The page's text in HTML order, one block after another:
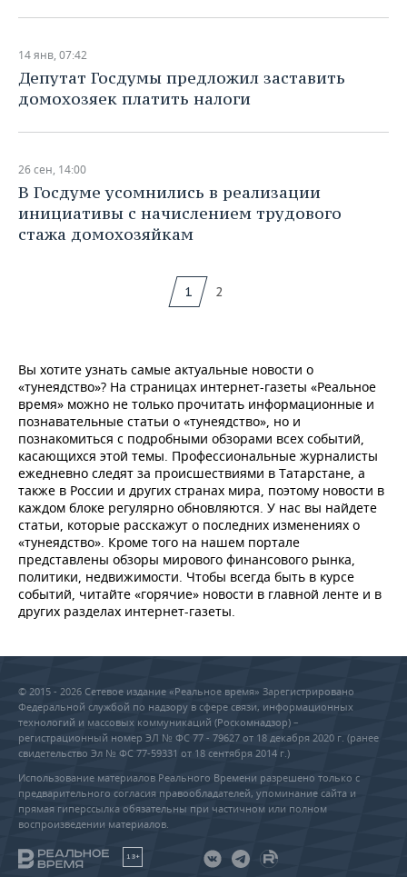
14 янв, 07:42
Депутат Госдумы предложил заставить
домохозяек платить налоги
26 сен, 14:00
В Госдуме усомнились в реализации
инициативы с начислением трудового
стажа домохозяйкам
1 2
Вы хотите узнать самые актуальные новости о
«тунеядство»? На страницах интернет-газеты «Реальное
время» можно не только прочитать информационные и
познавательные статьи о «тунеядство», но и
познакомиться с подробными обзорами всех событий,
касающихся этой темы. Профессиональные журналисты
ежедневно следят за происшествиями в Татарстане, а
также в России и других странах мира, поэтому новости в
каждом блоке регулярно обновляются. У нас вы найдете
статьи, которые расскажут о последних изменениях о
«тунеядство». Кроме того на нашем портале
представлены обзоры мирового финансового рынка,
политики, недвижимости. Чтобы всегда быть в курсе
событий, читайте «горячие» новости в главной ленте и в
других разделах интернет-газеты.
© 2015 - 2026 Сетевое издание «Реальное время» Зарегистрировано
Федеральной службой по надзору в сфере связи, информационных
технологий и массовых коммуникаций (Роскомнадзор) –
регистрационный номер ЭЛ № ФС 77 - 79627 от 18 декабря 2020 г. (ранее
свидетельство Эл № ФС 77-59331 от 18 сентября 2014 г.)
Использование материалов Реального Времени разрешено только с
предварительного согласия правообладателей, упоминание сайта и
прямая гиперссылка обязательны при частичном или полном
воспроизведении материалов.
18+